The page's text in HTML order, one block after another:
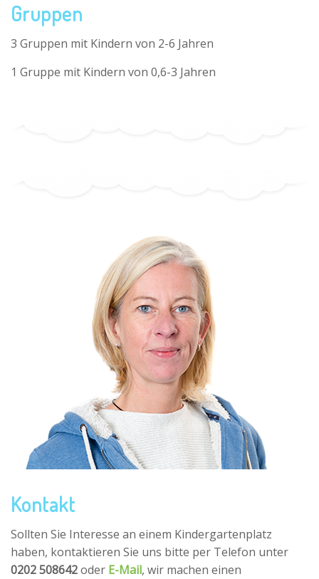
Gruppen
3 Gruppen mit Kindern von 2-6 Jahren
1 Gruppe mit Kindern von 0,6-3 Jahren
Kontakt
Sollten Sie Interesse an einem Kindergartenplatz
haben, kontaktieren Sie uns bitte per Telefon unter
0202 508642oder E-Mail, wir machen einen